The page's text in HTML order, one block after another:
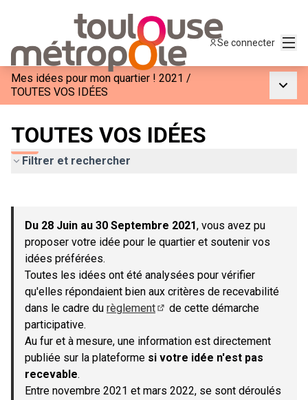
Se connecter
Mes idées pour mon quartier ! 2021 /
TOUTES VOS IDÉES
TOUTES VOS IDÉES
Filtrer et rechercher
−
Du 28 Juin au 30 Septembre 2021, vous avez pu
proposer votre idée pour le quartier et soutenir vos
idées préférées.
Toutes les idées ont été analysées pour vérifier
qu'elles répondaient bien aux critères de recevabilité
dans le cadre du règlement
de cette démarche
participative.
Au fur et à mesure, une information est directement
publiée sur la plateforme si votre idée n'est pas
recevable.
Entre novembre 2021 et mars 2022, se sont déroulés